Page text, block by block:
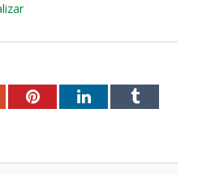
PinterestLinkedInTumblr